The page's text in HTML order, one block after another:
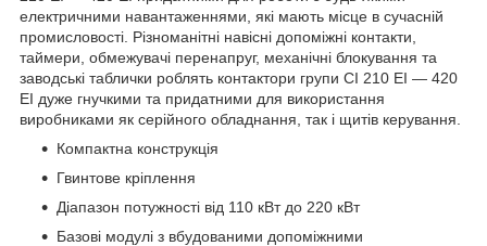
електричними навантаженнями, які мають місце в сучасній
промисловості. Різноманітні навісні допоміжні контакти,
таймери, обмежувачі перенапруг, механічні блокування та
заводські таблички роблять контактори групи CI 210 EI — 420
EI дуже гнучкими та придатними для використання
виробниками як серійного обладнання, так і щитів керування.
Компактна конструкція
Гвинтове кріплення
Діапазон потужності від 110 кВт до 220 кВт
Базові модулі з вбудованими допоміжними